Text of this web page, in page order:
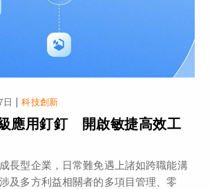
| 科技創新
應用釘釘 開啟敏捷高效工
長型企業，日常難免遇上諸如跨職能溝
及多方利益相關者的多項目管理、零